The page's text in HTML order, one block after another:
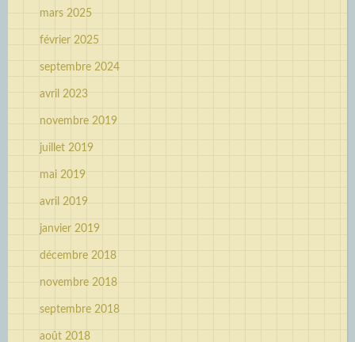
mars 2025
février 2025
septembre 2024
avril 2023
novembre 2019
juillet 2019
mai 2019
avril 2019
janvier 2019
décembre 2018
novembre 2018
septembre 2018
août 2018